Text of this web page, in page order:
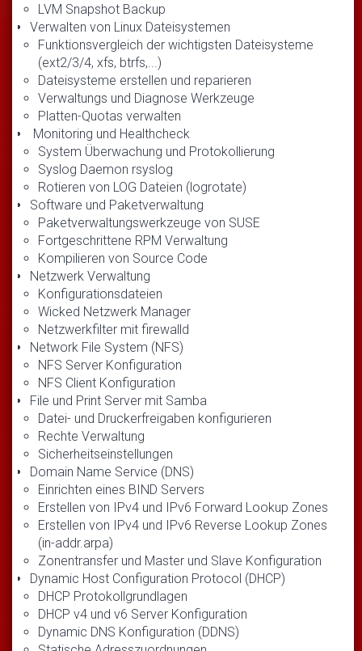
LVM Snapshot Backup
Verwalten von Linux Dateisystemen
Funktionsvergleich der wichtigsten Dateisysteme
(ext2/3/4, xfs, btrfs,...)
Dateisysteme erstellen und reparieren
Verwaltungs und Diagnose Werkzeuge
Platten-Quotas verwalten
Monitoring und Healthcheck
System Überwachung und Protokollierung
Syslog Daemon rsyslog
Rotieren von LOG Dateien (logrotate)
Software und Paketverwaltung
Paketverwaltungswerkzeuge von SUSE
Fortgeschrittene RPM Verwaltung
Kompilieren von Source Code
Netzwerk Verwaltung
Konfigurationsdateien
Wicked Netzwerk Manager
Netzwerkfilter mit firewalld
Network File System (NFS)
NFS Server Konfiguration
NFS Client Konfiguration
File und Print Server mit Samba
Datei- und Druckerfreigaben konfigurieren
Rechte Verwaltung
Sicherheitseinstellungen
Domain Name Service (DNS)
Einrichten eines BIND Servers
Erstellen von IPv4 und IPv6 Forward Lookup Zones
Erstellen von IPv4 und IPv6 Reverse Lookup Zones
(in-addr.arpa)
Zonentransfer und Master und Slave Konfiguration
Dynamic Host Configuration Protocol (DHCP)
DHCP Protokollgrundlagen
DHCP v4 und v6 Server Konfiguration
Dynamic DNS Konfiguration (DDNS)